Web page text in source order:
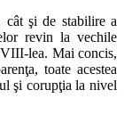
cât şi de stabilire a
revin la vechile
lea. Mai concis,
toate acestea
şi corupţia la nivel